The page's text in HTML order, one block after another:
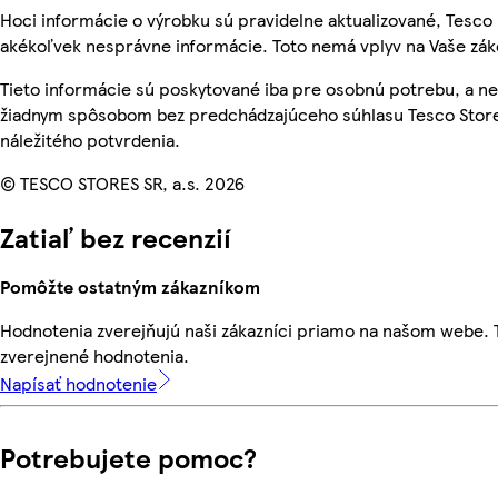
Hoci informácie o výrobku sú pravidelne aktualizované,
akékoľvek nesprávne informácie. Toto nemá vplyv na Vaše
Tieto informácie sú poskytované iba pre osobnú potrebu, a
žiadnym spôsobom bez predchádzajúceho súhlasu Tesco
náležitého potvrdenia.
© TESCO STORES SR, a.s. 2026
Zatiaľ bez recenzií
Pomôžte ostatným zákazníkom
Hodnotenia zverejňujú naši zákazníci priamo na našom webe.
zverejnené hodnotenia.
Napísať hodnotenie
Potrebujete pomoc?